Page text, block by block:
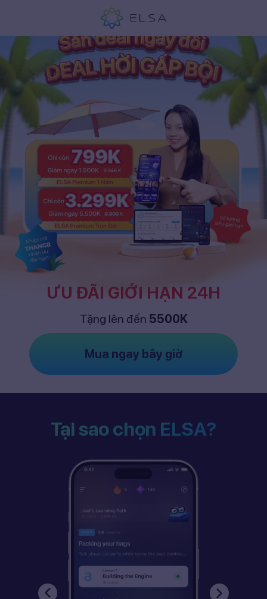
ƯU ĐÃI GIỚI HẠN 24H
Tặng lên đến 5500K
Mua ngay bây giờ
Tại sao chọn ELSA?